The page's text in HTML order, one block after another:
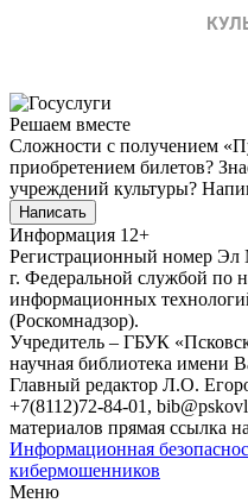
Решаем вместе
Сложности с получением
приобретением билетов?
учреждений культуры?
Написать
Информация 12+
Регистрационный номер
г. Федеральной службой по
информационных
(Роскомнадзор).
Учредитель – ГБУК
научная библиотека имени
Главный редактор Л.О.
+7(8112)72-84-01,
материалов прямая ссылка
Информационная
кибермошенников
Меню